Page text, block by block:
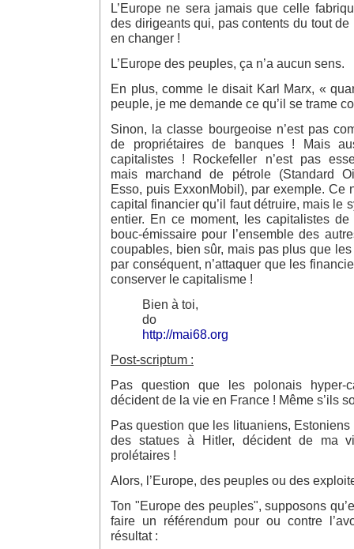
L’Europe ne sera jamais que celle
des dirigeants qui, pas contents du tout
en changer !
L’Europe des peuples, ça n’a aucun sens.
En plus, comme le disait Karl Marx, «
peuple, je me demande ce qu’il se trame
Sinon, la classe bourgeoise n’est pas
de propriétaires de banques ! Mais
capitalistes ! Rockefeller n’est pas
mais marchand de pétrole (Standard
Esso, puis ExxonMobil), par exemple. Ce
capital financier qu’il faut détruire, mais le
entier. En ce moment, les capitalistes
bouc-émissaire pour l’ensemble des
coupables, bien sûr, mais pas plus que
par conséquent, n’attaquer que les
conserver le capitalisme !
Bien à toi,
do
http://mai68.org
Post-scriptum :
Pas question que les polonais hyper-
décident de la vie en France ! Même s’ils
Pas question que les lituaniens,
des statues à Hitler, décident de ma
prolétaires !
Alors, l’Europe, des peuples ou des
Ton "Europe des peuples", supposons
faire un référendum pour ou contre
résultat :